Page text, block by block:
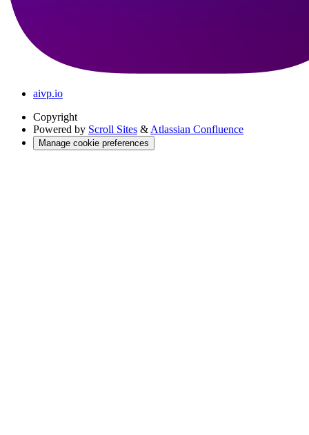
aivp.io
Copyright
Powered by Scroll Sites & Atlassian Confluence
Manage cookie preferences